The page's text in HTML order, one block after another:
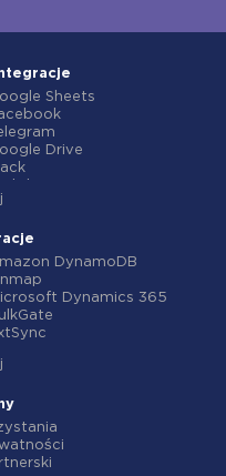
Sheets
Drive
Contacts
(ChatGPT)
CRM
CRM
DynamoDB
Dynamics 365
Monitor